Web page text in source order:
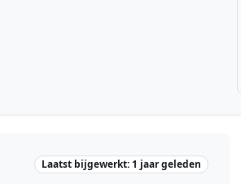
Laatst bijgewerkt: 1 jaar geleden